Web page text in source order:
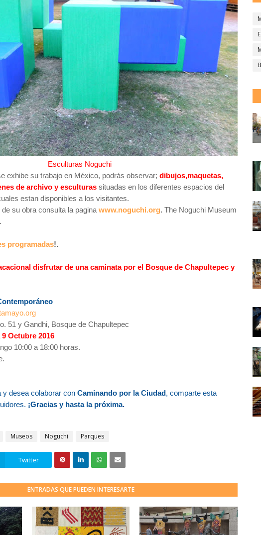
Esculturas Noguchi
exhibe su trabajo en México, podrás observar; dibujos,maquetas,
de archivo y esculturas situadas en los diferentes espacios del
estan disponibles a los visitantes.
su obra consulta la pagina www.noguchi.org. The Noguchi Museum
programadas!.
disfrutar de una caminata por el Bosque de Chapultepec y
51 y Gandhi, Bosque de Chapultepec
9 Octubre 2016
10:00 a 18:00 horas.
y desea colaborar con Caminando por la Ciudad, comparte esta
¡Gracias y hasta la próxima.
Museos Noguchi Parques
Twitter
ENTRADAS QUE PUEDEN INTERESARTE